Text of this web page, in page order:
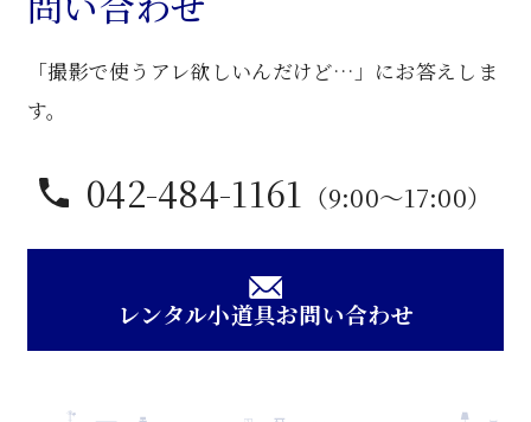
「撮影で使うアレ欲しいんだけど…」にお答えしま
す。
042-484-1161 （9:00〜17:00）
レンタル小道具お問い合わせ